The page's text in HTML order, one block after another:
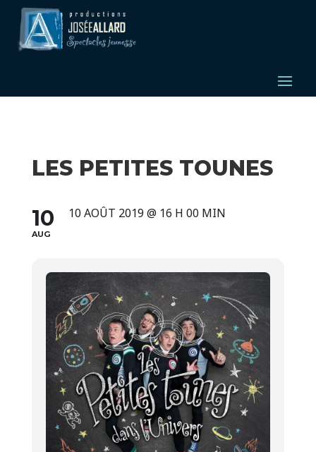
LES PETITES TOUNES
10
AUG
10 AOÛT 2019 @ 16 H 00 MIN